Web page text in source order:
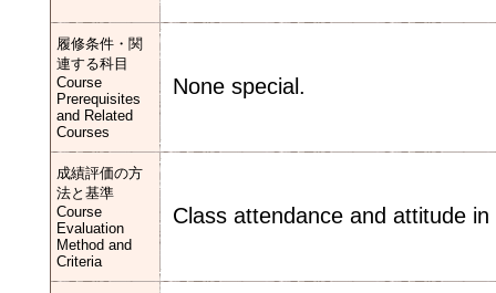
履修条件・関
連する科目
Course
Prerequisites
and Related
Courses
None special.
成績評価の方
法と基準
Course
Evaluation
Method and
Criteria
Class attendance and attitude